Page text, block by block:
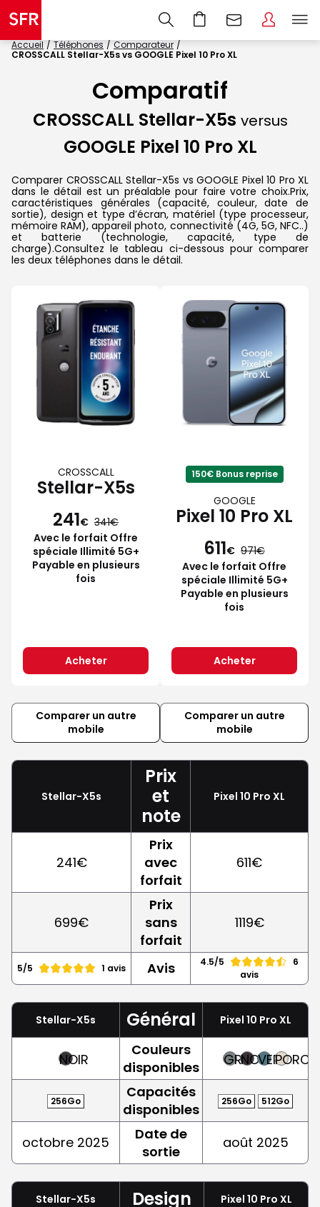
Accueil Téléphones
Comparateur
CROSSCALL Stellar-X5s vs GOOGLE Pixel 10 Pro XL
Comparatif
CROSSCALL Stellar-X5s versus
GOOGLE Pixel 10 Pro XL
Comparer CROSSCALL Stellar-X5s vs GOOGLE Pixel 10 Pro XL
dans le détail est un préalable pour faire votre choix.Prix,
caractéristiques générales (capacité, couleur, date de
sortie), design et type d’écran, matériel (type processeur,
mémoire RAM), appareil photo, connectivité (4G, 5G, NFC..)
et batterie (technologie, capacité, type de
charge).Consultez le tableau ci-dessous pour comparer
les deux téléphones dans le détail.
CROSSCALL
Stellar-X5s
241€ 341
Avec le forfait Offre
spéciale Illimité 5G+
Payable en plusieurs
fois
Acheter
150€ Bonus reprise
GOOGLE
Pixel 10 Pro XL
611€ 971
Avec le forfait Offre
spéciale Illimité 5G+
Payable en plusieurs
fois
Acheter
Comparer un autre
mobile
Comparer un autre
mobile
Stellar-X5s
Prix
et
note
Pixel 10 Pro XL
241€
Prix
avec
forfait
611€
699€
Prix
sans
forfait
1119€
5/5 1 avis Avis 4.5/5
6
avis
Stellar-X5s Général Pixel 10 Pro XL
NOIR
Couleurs
disponibles
GRISNOIRVERT
256Go
Capacités
disponibles
256Go 512Go
octobre 2025
Date de
sortie
août 2025
Stellar-X5s Design Pixel 10 Pro XL